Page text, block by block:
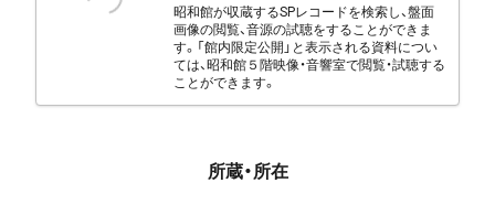
昭和館が収蔵するSPレコードを検索し、盤面
画像の閲覧、音源の試聴をすることができま
す。「館内限定公開」と表示される資料につい
ては、昭和館５階映像・音響室で閲覧・試聴する
ことができます。
所蔵・所在